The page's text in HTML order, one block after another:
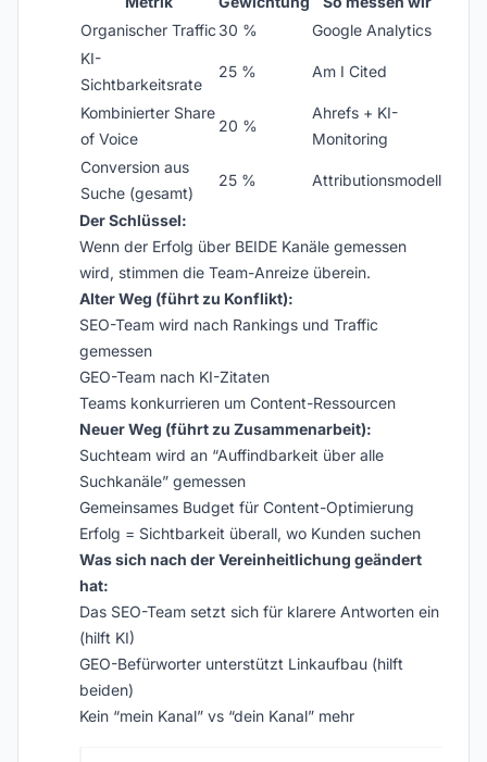
Organischer Traffic 30 %
Google Analytics
KI-
Sichtbarkeitsrate
25 % Am I Cited
Kombinierter Share
of Voice
20 %
Ahrefs + KI-
Monitoring
Conversion aus
Suche (gesamt)
25 % Attributionsmodell
Der Schlüssel:
Wenn der Erfolg über BEIDE Kanäle gemessen
wird, stimmen die Team-Anreize überein.
Alter Weg (führt zu Konflikt):
SEO-Team wird nach Rankings und Traffic
gemessen
GEO-Team nach KI-Zitaten
Teams konkurrieren um Content-Ressourcen
Neuer Weg (führt zu Zusammenarbeit):
Suchteam wird an “Auffindbarkeit über alle
Suchkanäle” gemessen
Gemeinsames Budget für Content-Optimierung
Erfolg = Sichtbarkeit überall, wo Kunden suchen
Was sich nach der Vereinheitlichung geändert
hat:
Das SEO-Team setzt sich für klarere Antworten ein
(hilft KI)
GEO-Befürworter unterstützt Linkaufbau (hilft
beiden)
Kein “mein Kanal” vs “dein Kanal” mehr